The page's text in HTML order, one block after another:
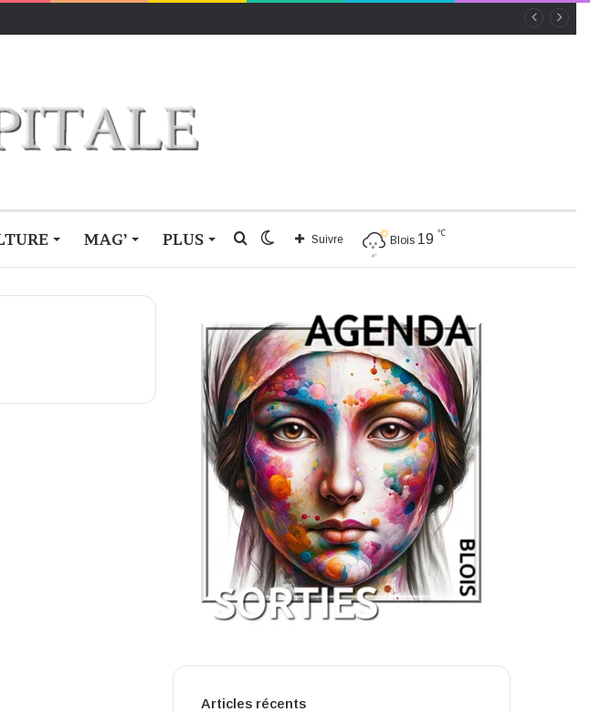
MAG’ PLUS Blois 19 ℃
Suivre
Switch
Rechercher
Articles récents